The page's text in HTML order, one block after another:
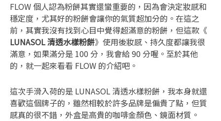
FLOW 個人認為粉餅其實還蠻重要的，因為會決定妝感和
穩定度，尤其好的粉餅會讓你的氣質超加分的。在這之
前，其實我沒有找到心目中覺得超滿意的粉餅，但這款《
LUNASOL 清透水樣粉餅》使用後妝感、持久度都讓我很
滿意，如果滿分是 100 分，我會給 90 分喔。至於其他
的，就一起來看看 FLOW 的介紹吧。
這次手滑入荷的是 LUNASOL 清透水樣粉餅，我本身就還
喜歡這個牌子的，雖然相較於許多品牌是偏貴了點，但質
感真的很不錯，外盒是高貴的咖啡金顏色、鏡面材質。